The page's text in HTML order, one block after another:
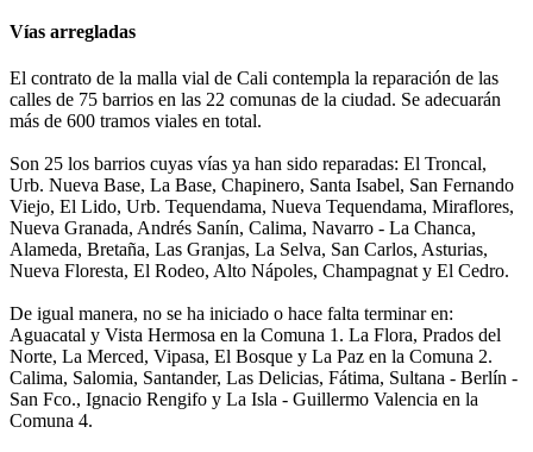
Vías arregladas
El contrato de la malla vial de Cali contempla la reparación de las
calles de 75 barrios en las 22 comunas de la ciudad. Se adecuarán
más de 600 tramos viales en total.
Son 25 los barrios cuyas vías ya han sido reparadas: El Troncal,
Urb. Nueva Base, La Base, Chapinero, Santa Isabel, San Fernando
Viejo, El Lido, Urb. Tequendama, Nueva Tequendama, Miraflores,
Nueva Granada, Andrés Sanín, Calima, Navarro - La Chanca,
Alameda, Bretaña, Las Granjas, La Selva, San Carlos, Asturias,
Nueva Floresta, El Rodeo, Alto Nápoles, Champagnat y El Cedro.
De igual manera, no se ha iniciado o hace falta terminar en:
Aguacatal y Vista Hermosa en la Comuna 1. La Flora, Prados del
Norte, La Merced, Vipasa, El Bosque y La Paz en la Comuna 2.
Calima, Salomia, Santander, Las Delicias, Fátima, Sultana - Berlín -
San Fco., Ignacio Rengifo y La Isla - Guillermo Valencia en la
Comuna 4.